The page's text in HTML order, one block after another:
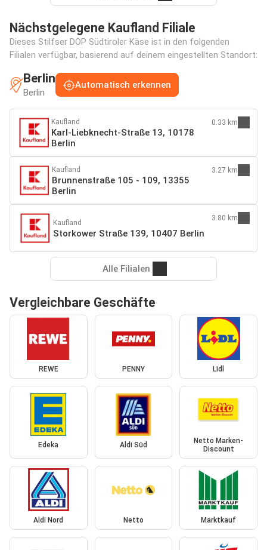
Nächstgelegene Kaufland Filiale
Dieses Stilfser DOP Südtiroler Käse ist in den folgenden
Filialen verfügbar, basierend auf deinem eingestellten Standort:
Berlin
Berlin
Automatisch erkennen
Kaufland
Karl-Liebknecht-Straße 13, 10178
Berlin
0.33 km
Kaufland
Brunnenstraße 105 - 109, 13355
Berlin
3.27 km
Kaufland
Storkower Straße 139, 10407 Berlin
3.80 km
Alle Filialen
Vergleichbare Geschäfte
REWE PENNY Lidl
Edeka Aldi Süd
Netto Marken-
Discount
Aldi Nord Netto Marktkauf